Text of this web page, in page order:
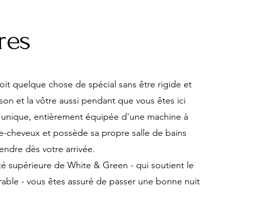
quelque chose de spécial sans être rigide et
et la vôtre aussi pendant que vous êtes ici
entièrement équipée d'une machine à
et possède sa propre salle de bains
dès votre arrivée.
supérieure de White & Green - qui soutient le
- vous êtes assuré de passer une bonne nuit